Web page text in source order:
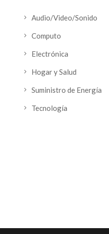
Audio/Video/Sonido
Computo
Electrónica
Hogar y Salud
Suministro de Energía
Tecnología